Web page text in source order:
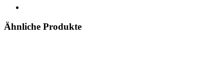
Ähnliche Produkte